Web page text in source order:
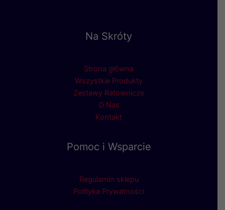
Na Skróty
Strona główna
Wszystkie Produkty
Zestawy Ratownicze
O Nas
Kontakt
Pomoc i Wsparcie
Regulamin sklepu
Polityka Prywatności